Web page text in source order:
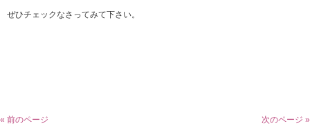
ぜひチェックなさってみて下さい。
« 前のページ 次のページ »